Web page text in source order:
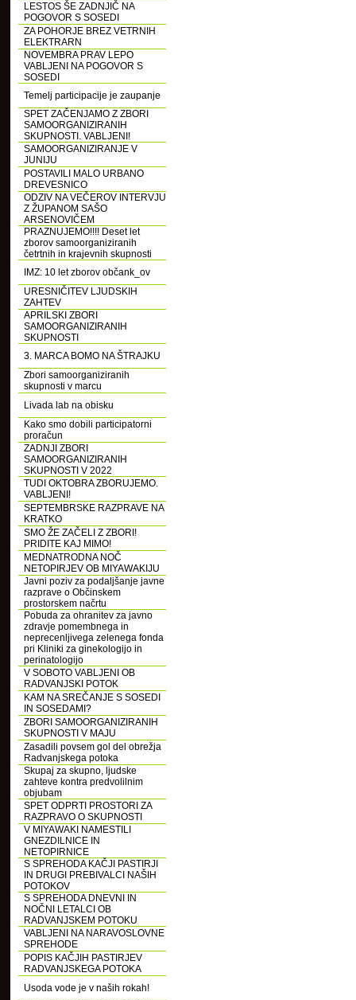
LESTOS ŠE ZADNJIČ NA
POGOVOR S SOSEDI
ZA POHORJE BREZ VETRNIH
ELEKTRARN
NOVEMBRA PRAV LEPO
VABLJENI NA POGOVOR S
SOSEDI
Temelj participacije je zaupanje
SPET ZAČENJAMO Z ZBORI
SAMOORGANIZIRANIH
SKUPNOSTI. VABLJENI!
SAMOORGANIZIRANJE V
JUNIJU
POSTAVILI MALO URBANO
DREVESNICO
ODZIV NA VEČEROV INTERVJU
Z ŽUPANOM SAŠO
ARSENOVIČEM
PRAZNUJEMO!!!! Deset let
zborov samoorganiziranih
četrtnih in krajevnih skupnosti
IMZ: 10 let zborov občank_ov
URESNIČITEV LJUDSKIH
ZAHTEV
APRILSKI ZBORI
SAMOORGANIZIRANIH
SKUPNOSTI
3. MARCA BOMO NA ŠTRAJKU
Zbori samoorganiziranih
skupnosti v marcu
Livada lab na obisku
Kako smo dobili participatorni
proračun
ZADNJI ZBORI
SAMOORGANIZIRANIH
SKUPNOSTI V 2022
TUDI OKTOBRA ZBORUJEMO.
VABLJENI!
SEPTEMBRSKE RAZPRAVE NA
KRATKO
SMO ŽE ZAČELI Z ZBORI!
PRIDITE KAJ MIMO!
MEDNATRODNA NOČ
NETOPIRJEV OB MIYAWAKIJU
Javni poziv za podaljšanje javne
razprave o Občinskem
prostorskem načrtu
Pobuda za ohranitev za javno
zdravje pomembnega in
neprecenljivega zelenega fonda
pri Kliniki za ginekologijo in
perinatologijo
V SOBOTO VABLJENI OB
RADVANJSKI POTOK
KAM NA SREČANJE S SOSEDI
IN SOSEDAMI?
ZBORI SAMOORGANIZIRANIH
SKUPNOSTI V MAJU
Zasadili povsem gol del obrežja
Radvanjskega potoka
Skupaj za skupno, ljudske
zahteve kontra predvolilnim
objubam
SPET ODPRTI PROSTORI ZA
RAZPRAVO O SKUPNOSTI
V MIYAWAKI NAMESTILI
GNEZDILNICE IN
NETOPIRNICE
S SPREHODA KAČJI PASTIRJI
IN DRUGI PREBIVALCI NAŠIH
POTOKOV
S SPREHODA DNEVNI IN
NOČNI LETALCI OB
RADVANJSKEM POTOKU
VABLJENI NA NARAVOSLOVNE
SPREHODE
POPIS KAČJIH PASTIRJEV
RADVANJSKEGA POTOKA
Usoda vode je v naših rokah!